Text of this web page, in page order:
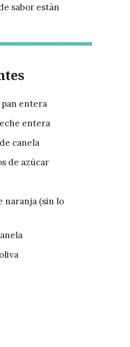
sabor están
pan entera
entera
canela
de azúcar
naranja (sin lo